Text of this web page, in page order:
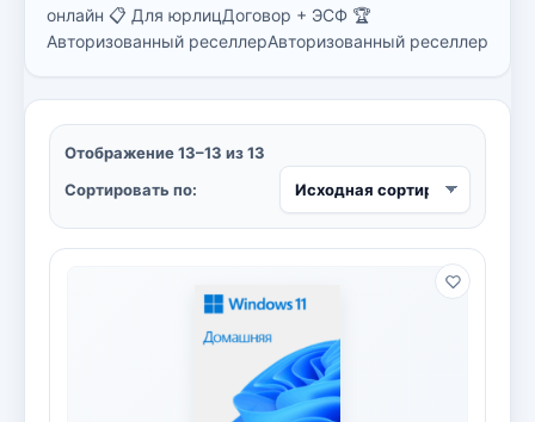
Dr.Web
3
онлайн 📋 Для юрлицДоговор + ЭСФ 🏆
Авторизованный реселлерАвторизованный реселлер
Отображение 13–13 из 13
Сортировать по: